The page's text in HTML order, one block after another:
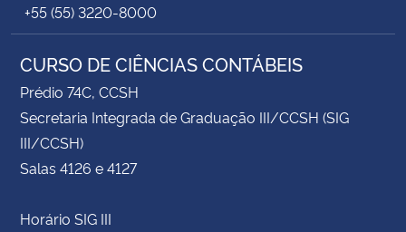
+55 (55) 3220-8000
CURSO DE CIÊNCIAS CONTÁBEIS
Prédio 74C, CCSH
Secretaria Integrada de Graduação III/CCSH (SIG
III/CCSH)
Salas 4126 e 4127
Horário SIG III